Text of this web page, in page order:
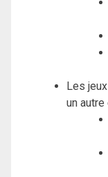
Les
un autre